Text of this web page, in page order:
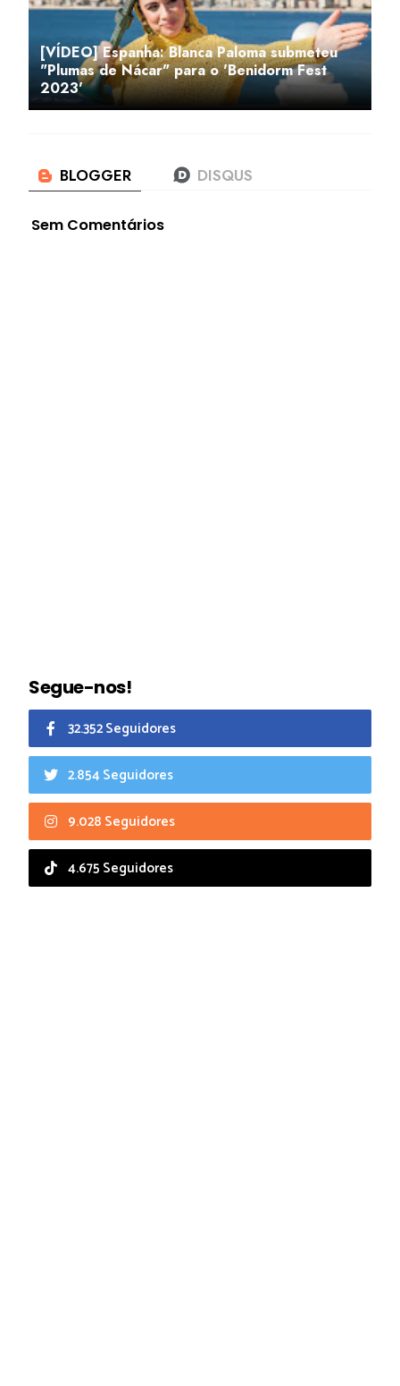
[VÍDEO] Espanha: Blanca Paloma submeteu
"Plumas de Nácar" para o 'Benidorm Fest
2023'
Sem Comentários
Segue-nos!
32.352 Seguidores
2.854 Seguidores
9.028 Seguidores
4.675 Seguidores